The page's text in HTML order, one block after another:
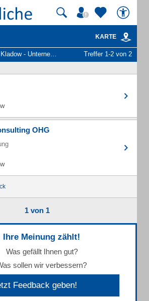
KARTE
- Unternehmen und Personen Treffer 1-2 von 2
OHG
1 von 1
Ihre Meinung zählt!
Was gefällt Ihnen gut?
sollen wir verbessern?
Feedback geben!